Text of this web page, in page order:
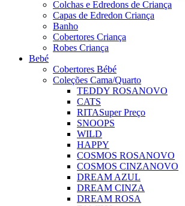
Colchas e Edredons de Criança
Capas de Edredon Criança
Banho
Cobertores Criança
Robes Criança
Bebé
Cobertores Bébé
Coleções Cama/Quarto
TEDDY ROSANOVO
CATS
RITASuper Preço
SNOOPS
WILD
HAPPY
COSMOS ROSANOVO
COSMOS CINZANOVO
DREAM AZUL
DREAM CINZA
DREAM ROSA